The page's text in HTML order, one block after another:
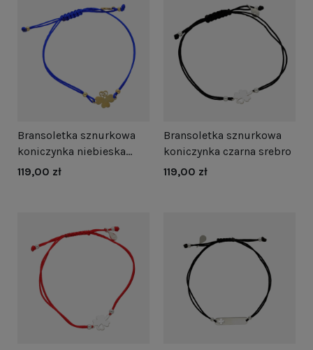
Bransoletka sznurkowa
koniczynka niebieska
pozłacana
119,00 zł
Bransoletka sznurkowa
koniczynka czarna srebro
119,00 zł